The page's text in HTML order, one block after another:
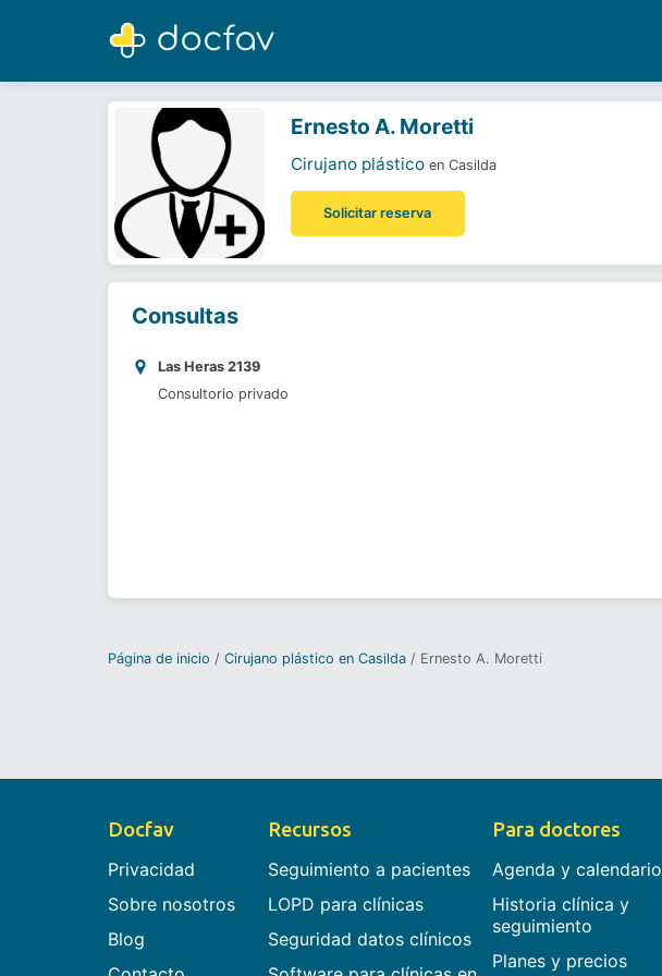
Ernesto A. Moretti
Cirujano plástico
Ernesto A. Moretti
Cirujano plástico en Casilda
Solicitar reserva
Consultas
Las Heras 2139
Consultorio privado
Página de inicio Cirujano plástico en Casilda Ernesto A. Moretti
Docfav
Privacidad
Sobre nosotros
Blog
Recursos
Seguimiento a pacientes
LOPD para clínicas
Seguridad datos clínicos
Para doctores
Agenda y calendario
Historia clínica y
seguimiento
Planes y precios